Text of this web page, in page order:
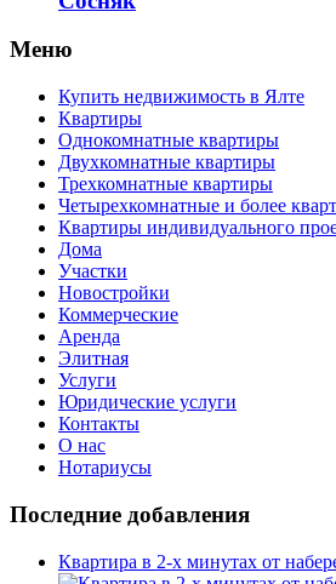
Меню
Купить недвижимость в Ялте
Квартиры
Однокомнатные квартиры
Двухкомнатные квартиры
Трехкомнатные квартиры
Четырехкомнатные и более
Квартиры индивидуального
Дома
Участки
Новостройки
Коммерческие
Аренда
Элитная
Услуги
Юридические услуги
Контакты
О нас
Нотариусы
Последние добавления
Квартира в 2-х минутах от